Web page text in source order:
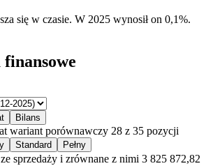
się w czasie. W 2025 wynosił on 0,1%.
Bilans
wariant porównawczy 28 z 35 pozycji
Standard Pełny
sprzedaży i zrównane z nimi 3 825 872,82